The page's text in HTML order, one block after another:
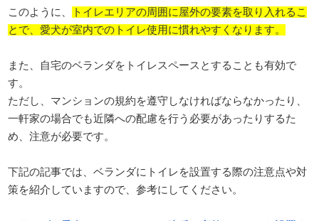
このように、
トイレエリアの周囲に屋外の要素を取り入れるこ
とで、愛犬が室内でのトイレ使用に慣れやすくなります。
また、自宅のベランダをトイレスペースとすることも有効で
す。
ただし、マンションの規約を遵守しなければならなかったり、
一軒家の場合でも近隣への配慮を行う必要があったりするた
め、注意が必要です。
下記の記事では、ベランダにトイレを設置する際の注意点や対
策を紹介していますので、参考にしてください。